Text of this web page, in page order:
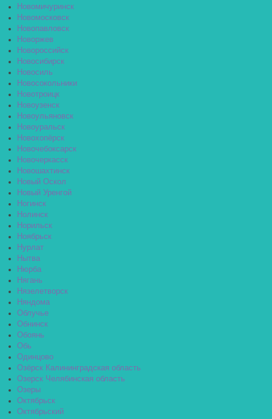
Новомичуринск
Новомосковск
Новопавловск
Новоржев
Новороссийск
Новосибирск
Новосиль
Новосокольники
Новотроицк
Новоузенск
Новоульяновск
Новоуральск
Новохопёрск
Новочебоксарск
Новочеркасск
Новошахтинск
Новый Оскол
Новый Уренгой
Ногинск
Нолинск
Норильск
Ноябрьск
Нурлат
Нытва
Нюрба
Нягань
Нязелетворск
Няндома
Облучье
Обнинск
Обоянь
Обь
Одинцово
Озёрск Калининградская область
Озерск Челябинская область
Озеры
Октябрьск
Октябрьский